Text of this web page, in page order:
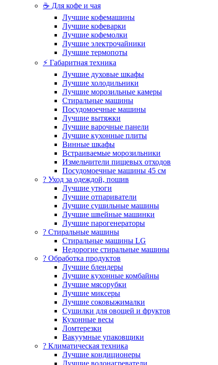
☕ Для кофе и чая
Лучшие кофемашины
Лучшие кофеварки
Лучшие кофемолки
Лучшие электрочайники
Лучшие термопоты
⚡ Габаритная техника
Лучшие духовые шкафы
Лучшие холодильники
Лучшие морозильные камеры
Стиральные машины
Посудомоечные машины
Лучшие вытяжки
Лучшие варочные панели
Лучшие кухонные плиты
Винные шкафы
Встраиваемые морозильники
Измельчители пищевых отходов
Посудомоечные машины 45 см
? Уход за одеждой, пошив
Лучшие утюги
Лучшие отпариватели
Лучшие сушильные машины
Лучшие швейные машинки
Лучшие парогенераторы
? Стиральные машины
Стиральные машины LG
Недорогие стиральные машины
? Обработка продуктов
Лучшие блендеры
Лучшие кухонные комбайны
Лучшие мясорубки
Лучшие миксеры
Лучшие соковыжималки
Сушилки для овощей и фруктов
Кухонные весы
Ломтерезки
Вакуумные упаковщики
?️ Климатическая техника
Лучшие кондиционеры
Лучшие водонагреватели